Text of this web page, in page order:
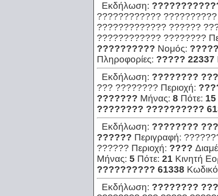
Εκδήλωση:
????????????
????????????? ??????
???????????? ????????
?????????? Νομός:
Πληροφορίες: ????? 22337
Εκδήλωση: ????????
??? ???????? Περιοχή:
??????? Μήνας: 8 Πότε: 15
???????? ??????????
Εκδήλωση: ????????
?????? Περιγραφή:
?????? Περιοχή: ????
Μήνας: 5 Πότε: 21 Κινητή
?????????? 61338
Εκδήλωση: ????????